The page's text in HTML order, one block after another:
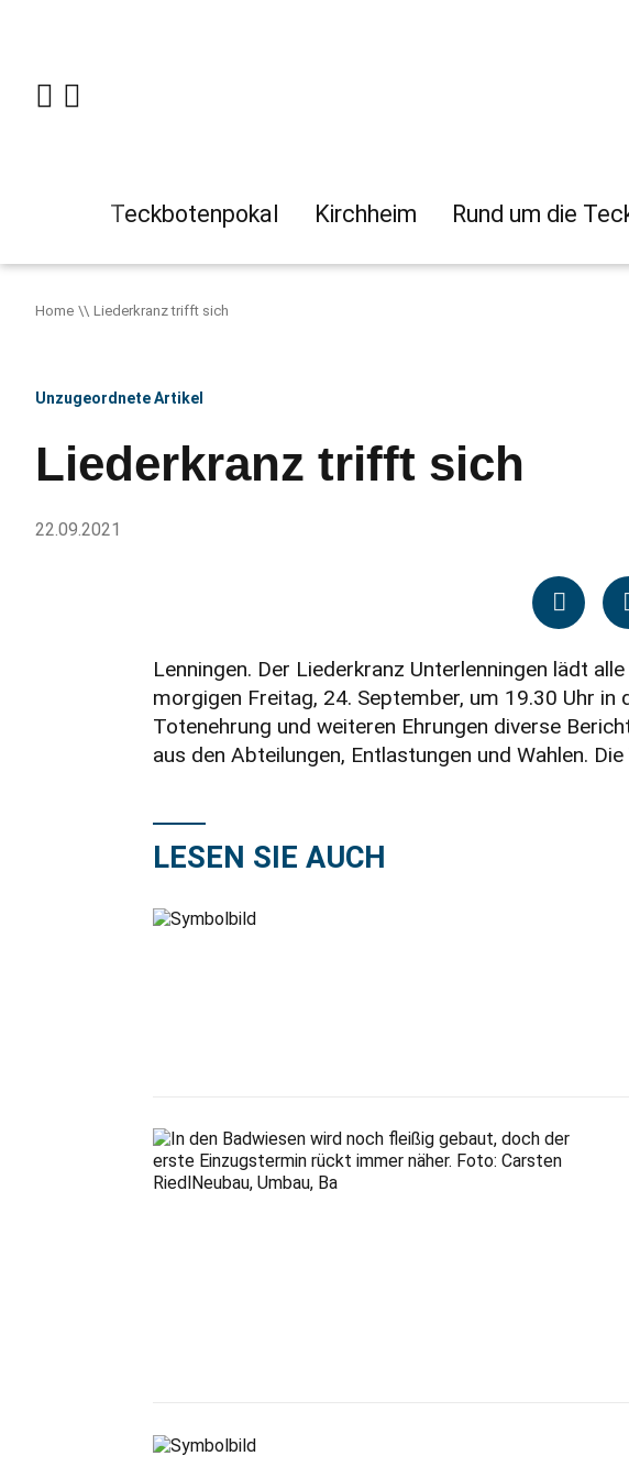
Teckbotenpokal Kirchheim Rund um die
Home Liederkranz trifft sich
Unzugeordnete Artikel
Liederkranz trifft sich
22.09.2021
Lenningen. Der Liederkranz Unterlenningen lädt
morgigen Freitag, 24. September, um 19.30 Uhr
Totenehrung und weiteren Ehrungen diverse
aus den Abteilungen, Entlastungen und Wahlen.
LESEN SIE AUCH